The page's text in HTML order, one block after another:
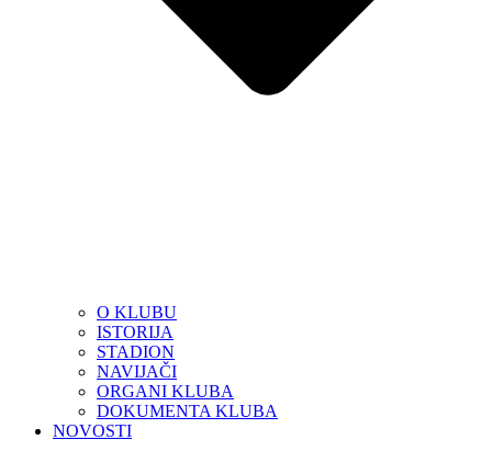
O KLUBU
ISTORIJA
STADION
NAVIJAČI
ORGANI KLUBA
DOKUMENTA KLUBA
NOVOSTI